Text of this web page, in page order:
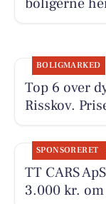
BOLIGMARKED
Top 6 over
Risskov.
SPONSORERET
TT CARS
3.000 kr.